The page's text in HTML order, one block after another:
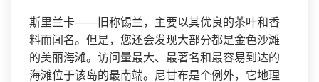
斯里兰卡——旧称锡兰，主要以其优良的茶­叶和香
料而闻名。但是，您还会发现大部分都是金色沙­滩
的美丽海滩。访问量最大、最著名和最容易到达的
海­滩位于该岛的最南端。尼甘布是个例外，它地理